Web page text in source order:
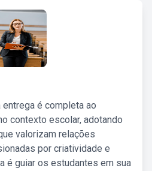
entrega é completa ao
contexto escolar, adotando
valorizam relações
por criatividade e
é guiar os estudantes em sua